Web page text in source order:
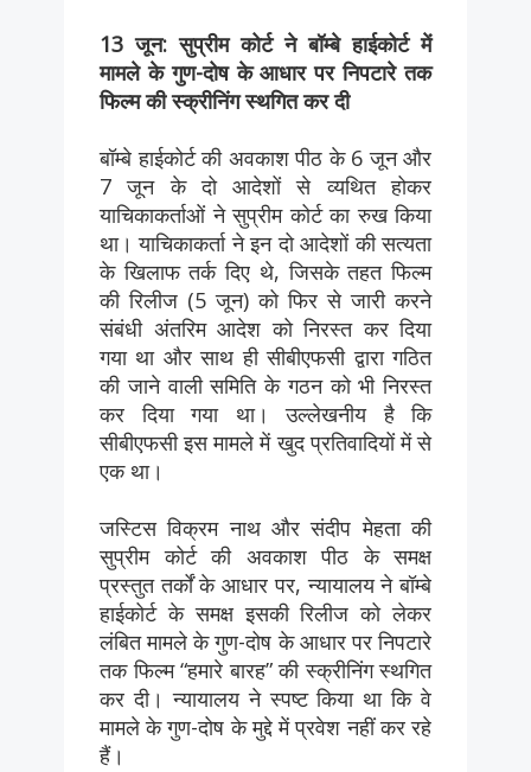
13 जून: सुप्रीम कोर्ट ने बॉम्बे हाईकोर्ट में
मामले के गुण-दोष के आधार पर निपटारे तक
फिल्म की स्क्रीनिंग स्थगित कर दी
बॉम्बे हाईकोर्ट की अवकाश पीठ के 6 जून और
7 जून के दो आदेशों से व्यथित होकर
याचिकाकर्ताओं ने सुप्रीम कोर्ट का रुख किया
था। याचिकाकर्ता ने इन दो आदेशों की सत्यता
के खिलाफ तर्क दिए थे, जिसके तहत फिल्म
की रिलीज (5 जून) को फिर से जारी करने
संबंधी अंतरिम आदेश को निरस्त कर दिया
गया था और साथ ही सीबीएफसी द्वारा गठित
की जाने वाली समिति के गठन को भी निरस्त
कर दिया गया था। उल्लेखनीय है कि
सीबीएफसी इस मामले में खुद प्रतिवादियों में से
एक था।
जस्टिस विक्रम नाथ और संदीप मेहता की
सुप्रीम कोर्ट की अवकाश पीठ के समक्ष
प्रस्तुत तर्कों के आधार पर, न्यायालय ने बॉम्बे
हाईकोर्ट के समक्ष इसकी रिलीज को लेकर
लंबित मामले के गुण-दोष के आधार पर निपटारे
तक फिल्म “हमारे बारह” की स्क्रीनिंग स्थगित
कर दी। न्यायालय ने स्पष्ट किया था कि वे
मामले के गुण-दोष के मुद्दे में प्रवेश नहीं कर रहे
हैं।